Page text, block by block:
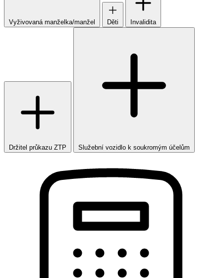
Vyživovaná manželka/manžel Děti Invalidita
Držitel průkazu ZTP Služební vozidlo k soukromým účelům